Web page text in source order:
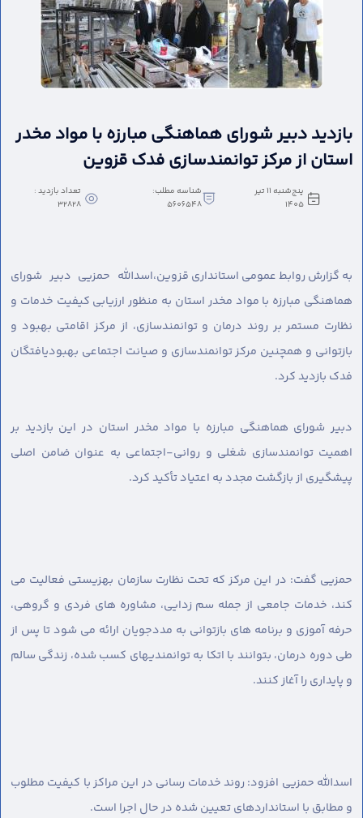
بازدید دبیر شورای هماهنگی مبارزه با مواد مخدر
استان از مرکز توانمندسازی فدک قزوین
پنج‌شنبه 11 تیر
1405
شناسه مطلب:
5606548
تعداد بازدید :
32828
به گزارش روابط عمومی استانداری قزوین،اسدالله حمزیی دبیر شورای
هماهنگی مبارزه با مواد مخدر استان به منظور ارزیابی کیفیت خدمات و
نظارت مستمر بر روند درمان و توانمندسازی، از مرکز اقامتی بهبود و
بازتوانی و همچنین مرکز توانمندسازی و صیانت اجتماعی بهبودیافتگان
فدک بازدید کرد.
دبیر شورای هماهنگی مبارزه با مواد مخدر استان در این بازدید بر
اهمیت توانمندسازی شغلی و روانی-اجتماعی به عنوان ضامن اصلی
پیشگیری از بازگشت مجدد به اعتیاد تأکید کرد.
حمزیی گفت: در این مرکز که تحت نظارت سازمان بهزیستی فعالیت می
کند، خدمات جامعی از جمله سم زدایی، مشاوره های فردی و گروهی،
حرفه آموزی و برنامه های بازتوانی به مددجویان ارائه می شود تا پس از
طی دوره درمان، بتوانند با اتکا به توانمندیهای کسب شده، زندگی سالم
و پایداری را آغاز کنند.
اسدالله حمزیی افزود: روند خدمات رسانی در این مراکز با کیفیت مطلوب
و مطابق با استانداردهای تعیین شده در حال اجرا است.